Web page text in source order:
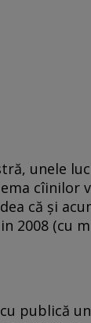
unele
cîinilor
că şi
2008 (cu
publică